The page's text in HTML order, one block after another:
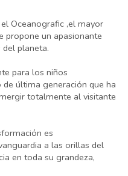
Oceanografic ,el mayor
propone un apasionante
planeta.
para los niños
última generación que ha
totalmente al visitante
es
a las orillas del
en toda su grandeza,